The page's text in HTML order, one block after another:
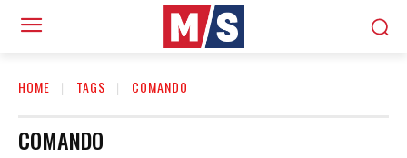
HOME TAGS COMANDO
COMANDO